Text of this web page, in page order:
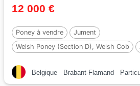
12 000 €
Poney à vendre
Jument
Welsh Poney (Section D), Welsh Cob
Belgique
Brabant-Flamand